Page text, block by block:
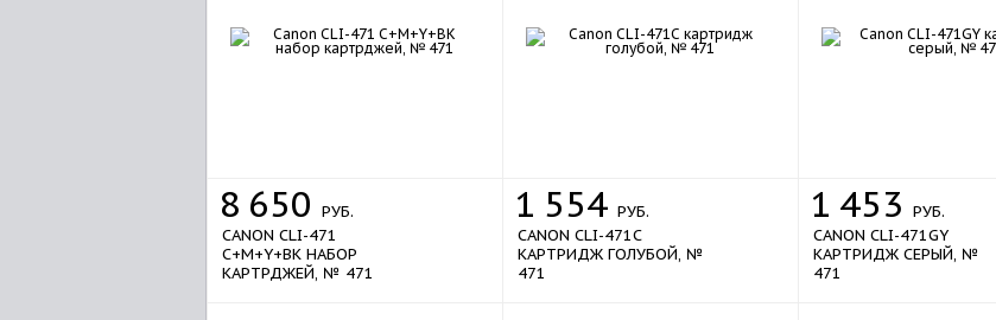
8 650 РУБ.
CANON CLI-471
C+M+Y+BK НАБОР
КАРТРДЖЕЙ, № 471
1 554 РУБ.
CANON CLI-471C
КАРТРИДЖ ГОЛУБОЙ, №
471
1 453 РУБ.
CANON CLI-471GY
КАРТРИДЖ СЕРЫЙ, №
471